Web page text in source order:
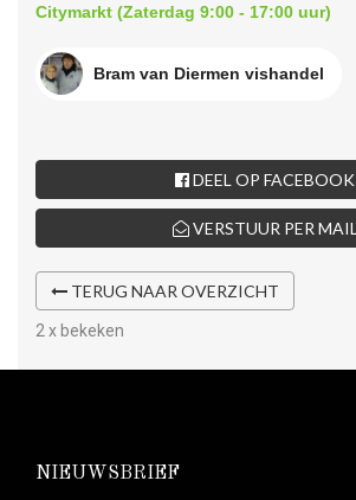
Citymarkt (Zaterdag 9:00 - 17:00 uur)
Bram van Diermen vishandel
DEEL OP FACEBOOK
VERSTUUR PER MAIL
TERUG NAAR OVERZICHT
2 x bekeken
NIEUWSBRIEF